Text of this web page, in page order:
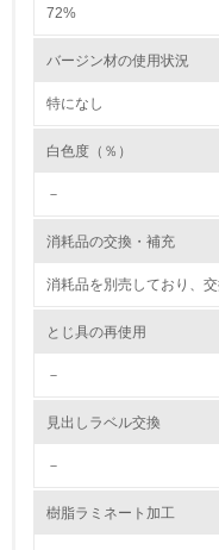
境対策を理解し、実践して
環境活動に関する規格や
第三者認証を取得している
油、ガス）の使用量削減の
72%
バージン材の使用状況
特になし
白色度（％）
－
消耗品の交換・補充
消耗品を別売しており、
とじ具の再使用
－
見出しラベル交換
－
樹脂ラミネート加工